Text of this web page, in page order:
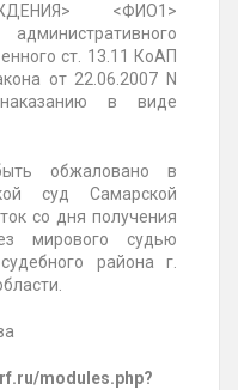
<ФИО1>
ст. 13.11 КоАП
от 22.06.2007 N
в виде
обжаловано в
суд Самарской
со дня получения
мирового судью
района г.
modules.php?